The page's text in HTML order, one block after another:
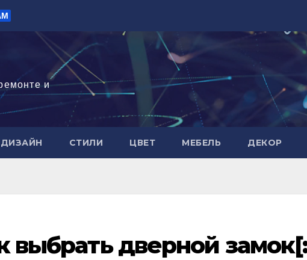
и
ДИЗАЙН СТИЛИ ЦВЕТ МЕБЕЛЬ ДЕКОР
выбрать дверной